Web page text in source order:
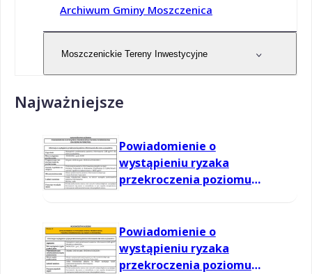
Archiwum Gminy Moszczenica
Moszczenickie Tereny Inwestycyjne
Najważniejsze
Powiadomienie o
wystąpieniu ryzaka
przekroczenia poziomu
Powiadomienie o
wystąpieniu ryzaka
przekroczenia poziomu